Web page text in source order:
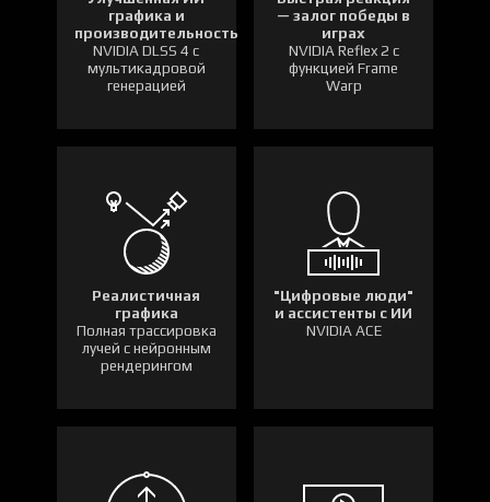
графика и
производительность
NVIDIA DLSS 4 с
мультикадровой
генерацией
— залог победы в
играх
NVIDIA Reflex 2 с
функцией Frame
Warp
Реалистичная
графика
Полная трассировка
лучей с нейронным
рендерингом
"Цифровые люди"
и ассистенты с ИИ
NVIDIA ACE